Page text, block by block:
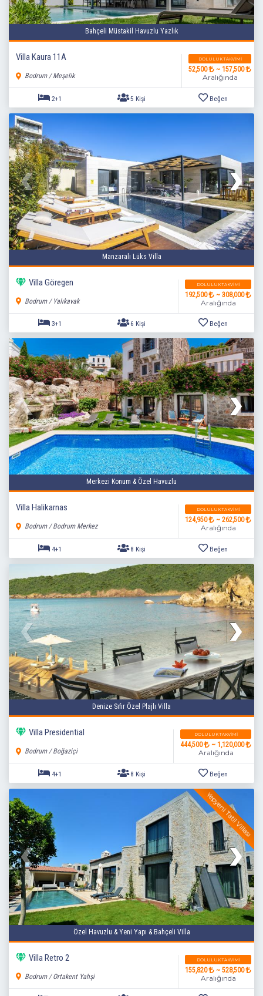
2+1
Bahçeli Müstakil Havuzlu Yazlık
Villa Kaura 11A
Bodrum / Meşelik
DOLULUK TAKVIMI
52,500 ~ 157,500
Aralığında
5 Kişi Beğen
Manzaralı Lüks Villa
Villa Göregen
Bodrum / Yalıkavak
DOLULUK TAKVIMI
192,500 ~ 308,000
Aralığında
3+1 6 Kişi Beğen
Merkezi Konum & Özel Havuzlu
Villa Halikarnas
Bodrum / Bodrum Merkez
DOLULUK TAKVIMI
124,950 ~ 262,500
Aralığında
4+1 8 Kişi Beğen
Denize Sıfır Özel Plajlı Villa
Villa Presidential
Bodrum / Boğaziçi
DOLULUK TAKVIMI
444,500 ~ 1,120,000
Aralığında
Yepyeni Tatil Villası
Özel Havuzlu & Yeni Yapı & Bahçeli Villa
Villa Retro 2
Bodrum / Ortakent Yahşi
DOLULUK TAKVIMI
155,820 ~ 528,500
Aralığında